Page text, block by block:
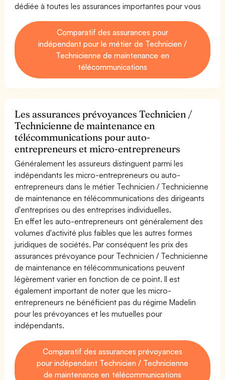
dédiée à toutes les assurances importantes pour vous
Comparatif des assurances pour
indépendant pour le métier de Technicien /
Technicienne de maintenance en
télécommunications
Les assurances prévoyances Technicien /
Technicienne de maintenance en
télécommunications pour auto-
entrepreneurs et micro-entrepreneurs
Généralement les assureurs distinguent parmi les
indépendants les micro-entrepreneurs ou auto-
entrepreneurs dans le métier Technicien / Technicienne
de maintenance en télécommunications des dirigeants
d'entreprises ou des entreprises individuelles.
En effet les auto-entrepreneurs ont généralement des
volumes d'activité plus faibles que les autres formes
juridiques de sociétés. Par conséquent les prix des
assurances prévoyance pour Technicien / Technicienne
de maintenance en télécommunications peuvent
légèrement varier en fonction de ce point. Il est
également important de noter que les micro-
entrepreneurs ne bénéficient pas du régime Madelin
pour les prévoyances et les mutuelles pour
indépendants.
Comparatif des assurances prévoyances
pour indépendant Technicien / Technicienne
de maintenance en télécommunications